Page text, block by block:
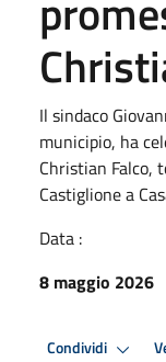
Il sindaco
municipio, ha
Christian Falco,
Castiglione a
Data :
8 maggio 2026
Condividi